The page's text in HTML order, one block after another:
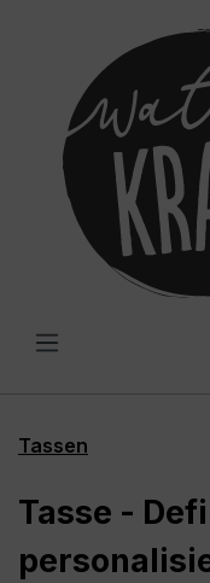
Tassen
Tasse -